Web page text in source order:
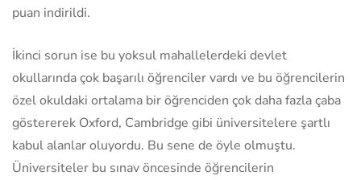
puan indirildi.
İkinci sorun ise bu yoksul mahallelerdeki devlet
okullarında çok başarılı öğrenciler vardı ve bu öğrencilerin
özel okuldaki ortalama bir öğrenciden çok daha fazla çaba
göstererek Oxford, Cambridge gibi üniversitelere şartlı
kabul alanlar oluyordu. Bu sene de öyle olmuştu.
Üniversiteler bu sınav öncesinde öğrencilerin